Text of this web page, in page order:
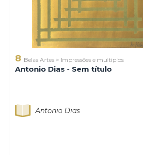
8 Belas Artes > Impressões e multiplos
Antonio Dias - Sem título
Antonio Dias